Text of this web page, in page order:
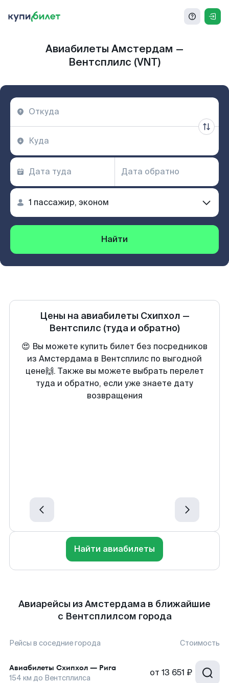
Авиабилеты Амстердам —
Вентсплилс (VNT)
Найти
Цены на авиабилеты Схипхол —
Вентспилс (туда и обратно)
😍 Вы можете купить билет без посредников
из Амстердама в Вентсплилс по выгодной
цене🙌. Также вы можете выбрать перелет
туда и обратно, если уже знаете дату
возвращения
Найти авиабилеты
Авиарейсы из Амстердама в ближайшие
с Вентсплилсом города
Рейсы в соседние города Стоимость
Авиабилеты Схипхол — Рига
154 км до Вентсплилса от 13 651 ₽